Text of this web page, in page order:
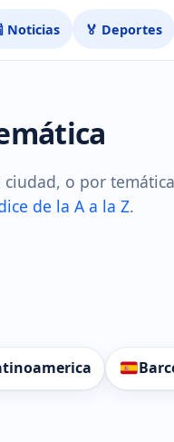
Noticias 🏅 Deportes
o por
de la A a la Z.